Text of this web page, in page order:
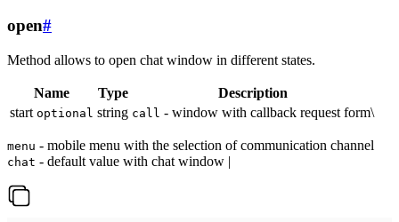
open#
Method allows to open chat window in different states.
Name Type
Description
start optional string call - window with callback request form\
menu - mobile menu with the selection of communication channel
chat - default value with chat window |